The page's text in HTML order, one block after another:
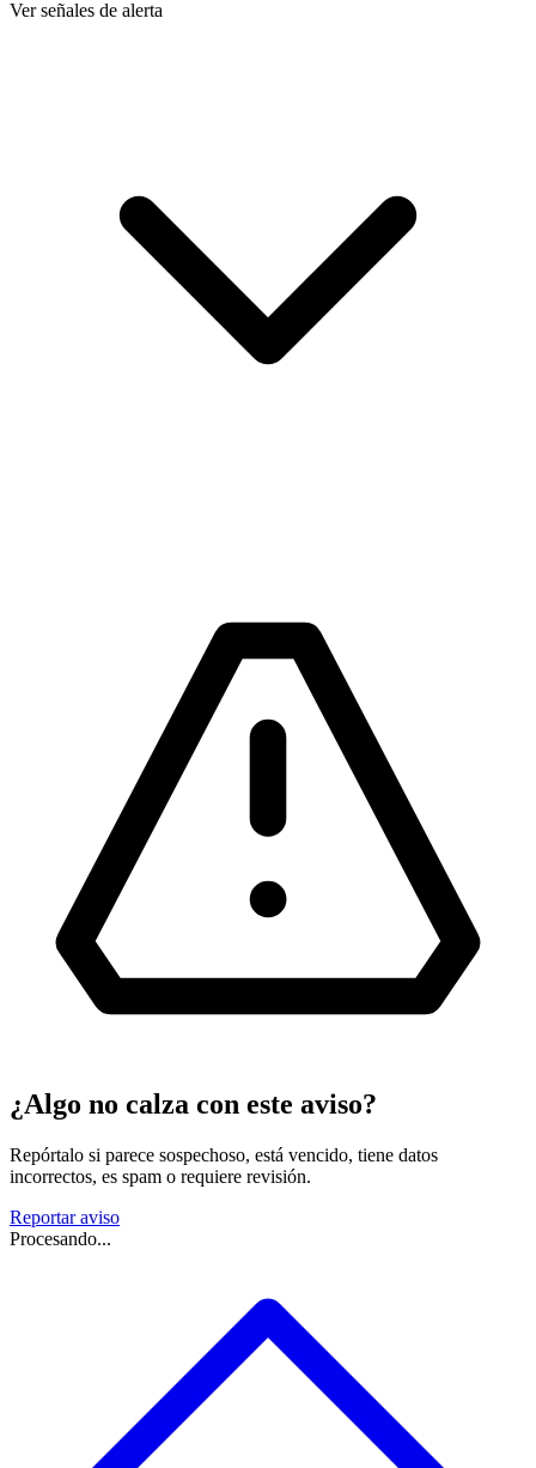
Ver señales de alerta
¿Algo no calza con este aviso?
Repórtalo si parece sospechoso, está vencido, tiene datos
incorrectos, es spam o requiere revisión.
Reportar aviso
Procesando...